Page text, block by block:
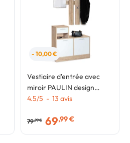
- 10,00 €
Vestiaire d'entrée avec
miroir PAULIN design
hêtre portes blanches
4.5/5 - 13 avis
79,99 € 69,99 €